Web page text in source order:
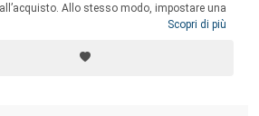
Allo stesso modo, impostare una
che l’offerta di alloggio sia uniforme non
cercano di dare una soluzione a queste
l’importanza di valorizzare, anche nel
Scopri di più